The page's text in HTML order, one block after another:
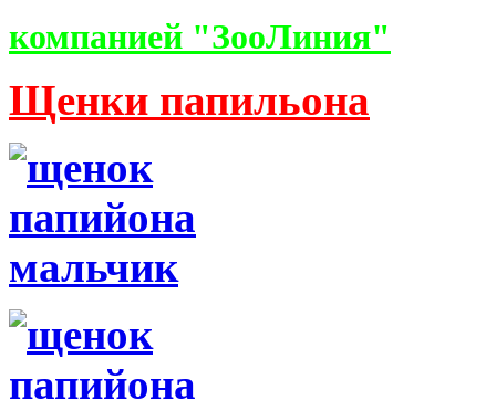
компанией "ЗооЛиния"
Щенки папильона